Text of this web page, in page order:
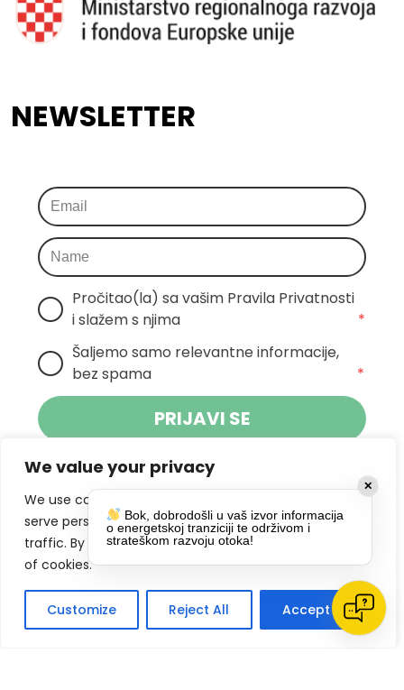
We value your privacy
We use cookies to enhance your browsing experience,
serve personalized ads or content, and analyze our
traffic. By clicking "Accept All", you consent to our use
of cookies.
Customize Reject All Accept All
NEWSLETTER
Pročitao(la) sa vašim Pravila Privatnosti
i slažem s njima
*
Šaljemo samo relevantne informacije,
bez spama
*
PRIJAVI SE
Klikom na gumb dajete suglasnost za
primanje novosti Pokreta Otoka te se
slažete spolitikom privatnosti.
DRUŠTVENE MREŽE
✕
Bok, dobrodošli u vaš izvor informacija
o energetskoj tranziciji te održivom i
strateškom razvoju otoka!